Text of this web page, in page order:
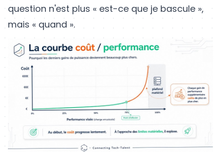
question n'est plus « est-ce que je bascule »,
mais « quand ».